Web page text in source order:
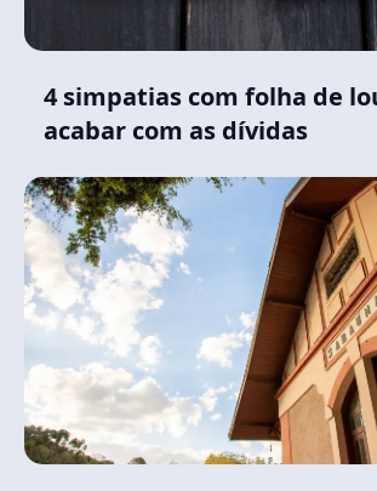
4 simpatias com folha de
acabar com as dívidas